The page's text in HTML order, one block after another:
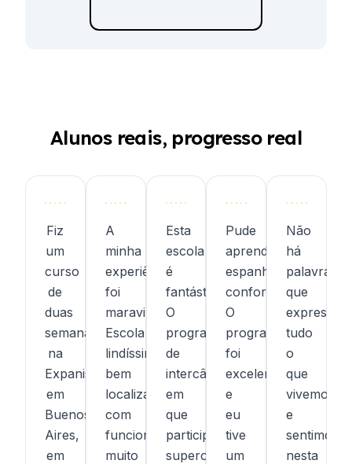
Alunos reais, progresso real
Fiz
um
curso
de
duas
semanas
na
Expanish
em
Buenos
Aires,
em
A
minha
experiência
foi
maravilhosa!
Escola
lindíssima,
bem
localizada,
com
funcionários
muito
Esta
escola
é
fantástica!
O
programa
de
intercâmbio
em
que
participei
superou
Pude
aprender
espanhol
confortavelmente.
O
programa
foi
excelente
e
eu
tive
um
Não
há
palavras
que
expressem
tudo
o
que
vivemos
e
sentimos
nesta